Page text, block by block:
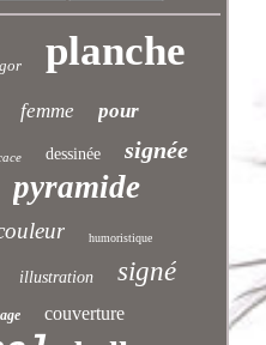
planche
femme pour
dessinée signée
pyramide
humoristique
illustration signé
couverture